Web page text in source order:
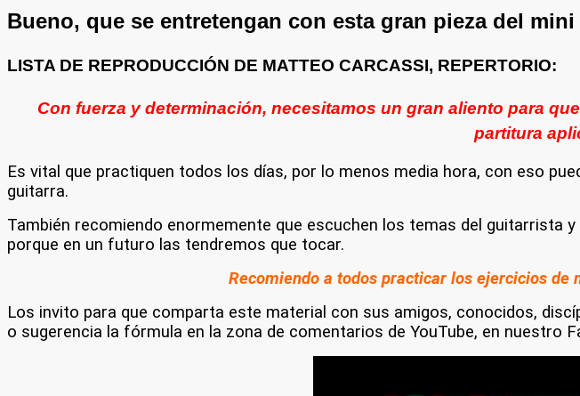
Bueno, que se entretengan con esta gran pieza del
LISTA DE REPRODUCCIÓN DE MATTEO CARCASSI, REPERTORIO:
Con fuerza y determinación, necesitamos un gran aliento para
partitura
Es vital que practiquen todos los días, por lo menos media hora, con eso
guitarra.
También recomiendo enormemente que escuchen los temas del
porque en un futuro las tendremos que tocar.
Recomiendo a todos practicar los ejercicios de
Los invito para que comparta este material con sus amigos, conocidos,
o sugerencia la fórmula en la zona de comentarios de YouTube, en nuestro